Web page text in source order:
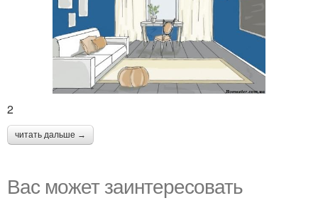
2
читать дальше →
Вас может заинтересовать